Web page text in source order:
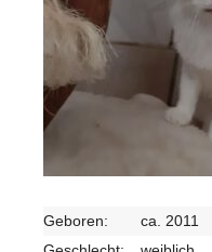
Geboren:
ca. 2011